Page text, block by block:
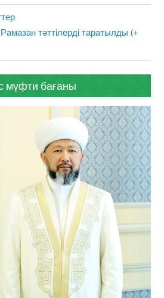
тәттілерді таратылды (+
мүфти бағаны